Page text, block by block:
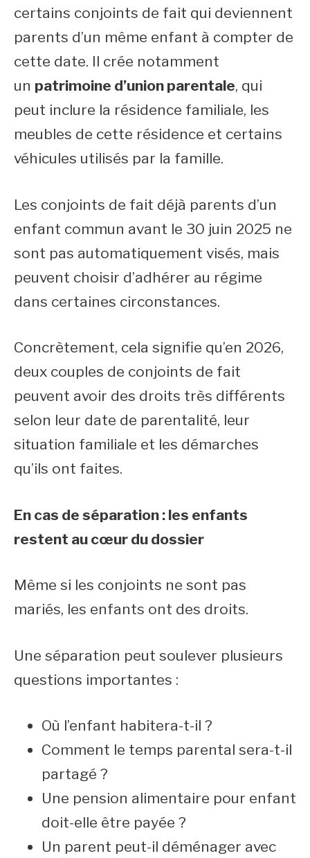
certains conjoints de fait qui deviennent
parents d’un même enfant à compter de
cette date. Il crée notamment
un patrimoine d’union parentale, qui
peut inclure la résidence familiale, les
meubles de cette résidence et certains
véhicules utilisés par la famille.
Les conjoints de fait déjà parents d’un
enfant commun avant le 30 juin 2025 ne
sont pas automatiquement visés, mais
peuvent choisir d’adhérer au régime
dans certaines circonstances.
Concrètement, cela signifie qu’en 2026,
deux couples de conjoints de fait
peuvent avoir des droits très différents
selon leur date de parentalité, leur
situation familiale et les démarches
qu’ils ont faites.
En cas de séparation : les enfants
restent au cœur du dossier
Même si les conjoints ne sont pas
mariés, les enfants ont des droits.
Une séparation peut soulever plusieurs
questions importantes :
Où l’enfant habitera-t-il ?
Comment le temps parental sera-t-il
partagé ?
Une pension alimentaire pour enfant
doit-elle être payée ?
Un parent peut-il déménager avec